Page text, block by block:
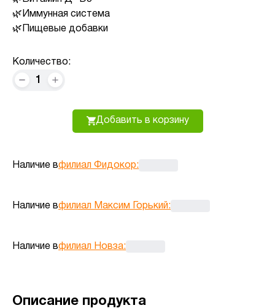
Иммунная система
Пищевые добавки
Количество:
1
Добавить в корзину
Наличие вфилиал Фидокор:
Наличие вфилиал Максим Горький:
Наличие вфилиал Новза:
Описание продукта